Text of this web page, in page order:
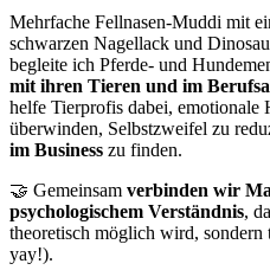
Mehrfache Fellnasen-Muddi mit
schwarzen Nagellack und
begleite ich Pferde- und
mit ihren Tieren und im
helfe Tierprofis dabei, emotionale
überwinden, Selbstzweifel zu
im Business zu finden.
🤝 Gemeinsam verbinden wir
psychologischem Verständnis,
theoretisch möglich wird, sondern
yay!).